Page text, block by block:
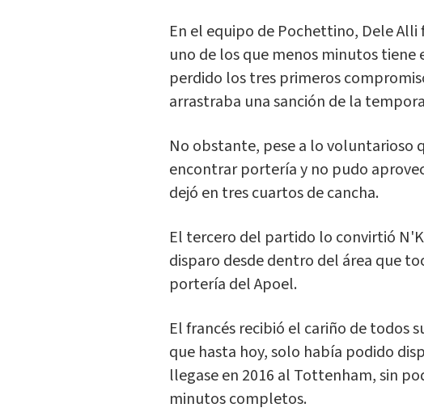
En el equipo de Pochettino, Dele
uno de los que menos minutos tiene
perdido los tres primeros
arrastraba una sanción de la
No obstante, pese a lo voluntarioso
encontrar portería y no pudo
dejó en tres cuartos de cancha.
El tercero del partido lo convirtió
disparo desde dentro del área que
portería del Apoel.
El francés recibió el cariño de todos
que hasta hoy, solo había podido
llegase en 2016 al Tottenham, sin
minutos completos.